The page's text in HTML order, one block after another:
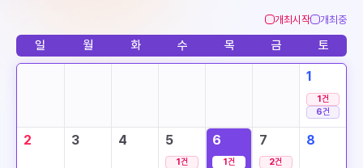
개최시작 개최중
일 월 화 수 목 금 토
1
1건
6건
2 3 4 5
1건
6
1건
7
2건
8